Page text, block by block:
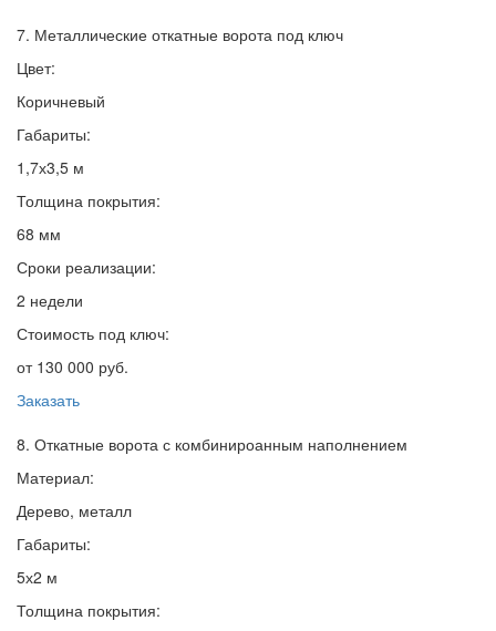
7. Металлические откатные ворота под ключ
Цвет:
Коричневый
Габариты:
1,7х3,5 м
Толщина покрытия:
68 мм
Сроки реализации:
2 недели
Стоимость под ключ:
от 130 000 руб.
Заказать
8. Откатные ворота с комбинироанным наполнением
Материал:
Дерево, металл
Габариты:
5х2 м
Толщина покрытия: